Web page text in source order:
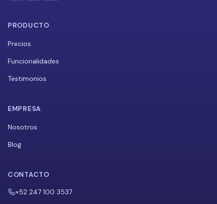
PRODUCTO
Precios
Funcionalidades
Testimonios
EMPRESA
Nosotros
Blog
CONTACTO
+52 247 100 3537